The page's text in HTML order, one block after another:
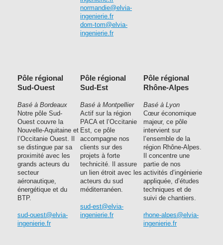
normandie@elvia-
ingenierie.fr
dom-tom@elvia-
ingenierie.fr
Pôle régional
Sud-Ouest
Basé à Bordeaux
Notre pôle Sud-
Ouest couvre la
Nouvelle-Aquitaine et
l’Occitanie Ouest. Il
se distingue par sa
proximité avec les
grands acteurs du
secteur
aéronautique,
énergétique et du
BTP.
sud-ouest@elvia-
ingenierie.fr
Pôle régional
Sud-Est
Basé à Montpellier
Actif sur la région
PACA et l’Occitanie
Est, ce pôle
accompagne nos
clients sur des
projets à forte
technicité. Il assure
un lien étroit avec les
acteurs du sud
méditerranéen.
sud-est@elvia-
ingenierie.fr
Pôle régional
Rhône-Alpes
Basé à Lyon
Cœur économique
majeur, ce pôle
intervient sur
l’ensemble de la
région Rhône-Alpes.
Il concentre une
partie de nos
activités d’ingénierie
appliquée, d’études
techniques et de
suivi de chantiers.
rhone-alpes@elvia-
ingenierie.fr